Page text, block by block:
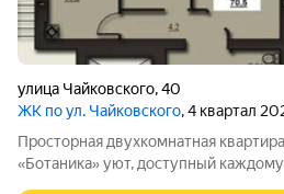
улица Чайковского,40
ЖК по ул. Чайковского, 4 квартал
Просторная двухкомнатная
«Ботаника» уют, доступный каждому! Мечтаете о собственном